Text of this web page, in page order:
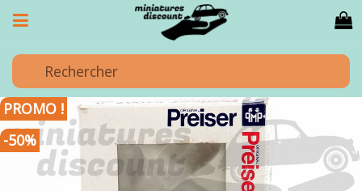
PROMO !
-50%